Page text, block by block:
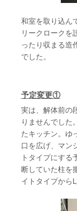
和室を取り込ん
リークロークを
ったり収まる造
でした。
予定変更①
実は、解体前の
りませんでした
たキッチン。ゆ
口を広げ、マン
トタイプにす
断していた柱を
イトタイプから